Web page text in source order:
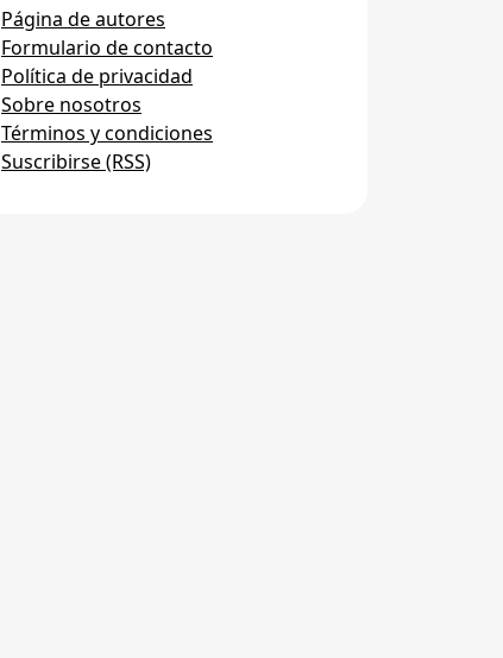
Página de autores
Formulario de contacto
Política de privacidad
Sobre nosotros
Términos y condiciones
Suscribirse (RSS)